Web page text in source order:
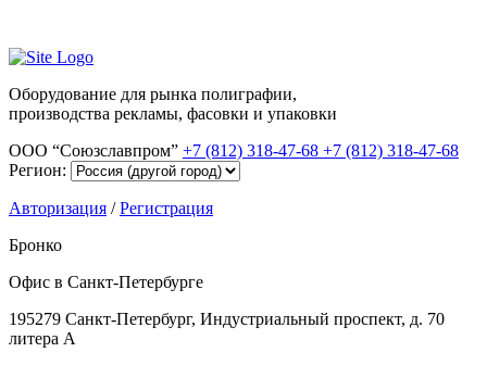
Оборудование для рынка полиграфии,
производства рекламы, фасовки и упаковки
ООО “Союзславпром” +7 (812) 318-47-68 +7 (812) 318-47-68
Регион:
Авторизация /Регистрация
Бронко
Офис в Санкт-Петербурге
195279 Санкт-Петербург, Индустриальный проспект, д. 70
литера А